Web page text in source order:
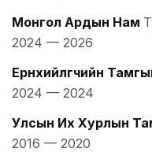
Монгол Ардын Нам
2024 — 2026
Ерөнхийлөгчийн
2024 — 2024
Улсын Их Хурлын
2016 — 2020